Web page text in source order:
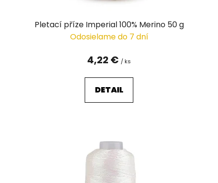
Pletací příze Imperial 100% Merino 50 g
Odosielame do 7 dní
4,22 € / ks
DETAIL